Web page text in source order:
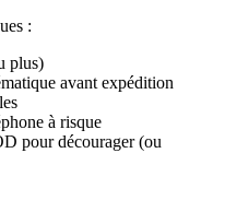
:
plus)
avant expédition
à risque
pour décourager (ou